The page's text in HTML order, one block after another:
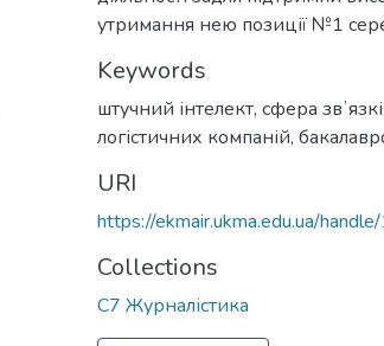
утримання нею позиції №1
Keywords
штучний інтелект, сфера
логістичних компаній,
URI
https://ekmair.ukma.edu.ua/
Collections
С7 Журналістика